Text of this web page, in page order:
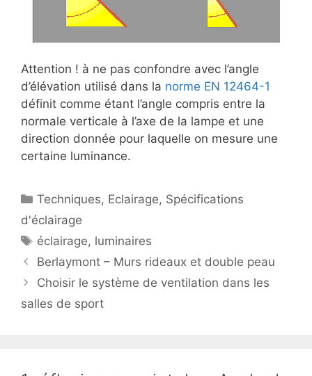
Attention ! à ne pas confondre avec l’angle
d’élévation utilisé dans la norme EN 12464-1
définit comme étant l’angle compris entre la
normale verticale à l’axe de la lampe et une
direction donnée pour laquelle on mesure une
certaine luminance.
Catégories
Techniques, Eclairage, Spécifications
d'éclairage
Étiquettes
éclairage, luminaires
Berlaymont – Murs rideaux et double peau
Choisir le système de ventilation dans les
salles de sport